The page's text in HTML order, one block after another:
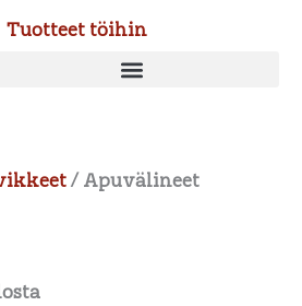
Tuotteet töihin
/ Apuvälineet